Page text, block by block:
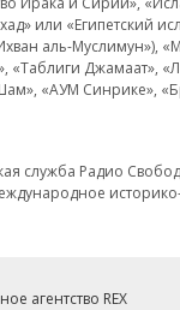
или «Египетский
аль-Муслимун»),
«Таблиги Джамаат»,
«АУМ Синрике»,
служба Радио
историко-
агентство REX